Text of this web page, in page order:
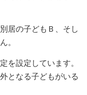
居の子どもＢ、そし
。
を設定しています。
となる子どもがいる